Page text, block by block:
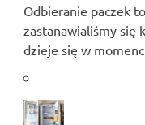
Odbieranie paczek
zastanawialiśmy się
dzieje się w